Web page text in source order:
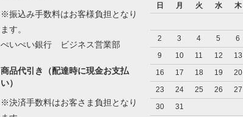
※振込み手数料はお客様負担となり
ます。
ぺいぺい銀行 ビジネス営業部
商品代引き（配達時に現金お支払
い）
※決済手数料はお客さま負担となり
日
月 火 水 木
2
3 4 5 6
9
10 11 12 13
16
17 18 19 20
23
24 25 26 27
30
31